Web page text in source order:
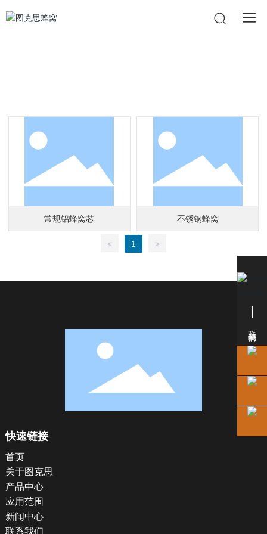
常规铝蜂窝芯 不锈钢蜂窝
< 1 >
快速链接
首页
关于图克思
产品中心
应用范围
新闻中心
联系我们